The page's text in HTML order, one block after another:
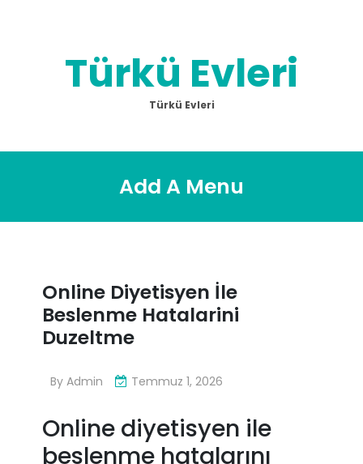
Türkü Evleri
Türkü Evleri
Add A Menu
Online Diyetisyen İle
Beslenme Hatalarini
Duzeltme
By Admin Temmuz 1, 2026
Online diyetisyen ile
beslenme hatalarını